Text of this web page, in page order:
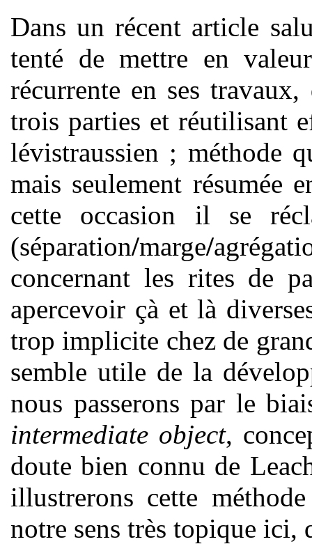
Dans un récent article
tenté de mettre en
récurrente en ses
trois parties et réutilisant
lévistraussien ; méthode
mais seulement résumée
cette occasion il se
(séparation/marge/
concernant les rites de
apercevoir çà et là
trop implicite chez de
semble utile de la
nous passerons par le
intermediate object,
doute bien connu de
illustrerons cette
notre sens très topique ici,